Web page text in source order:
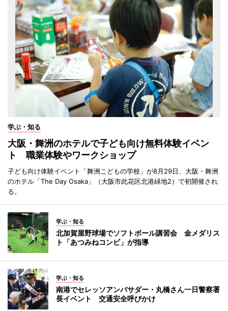
学ぶ・知る
大阪・舞洲のホテルで子ども向け無料体験イベン
ト 職業体験やワークショップ
子ども向け体験イベント「舞洲こどもの学校」が8月29日、大阪・舞洲
のホテル「The Day Osaka」（大阪市此花区北港緑地2）で初開催され
る。
学ぶ・知る
北加賀屋野球場でソフトボール講習会 金メダリス
ト「あつみねコンビ」が指導
学ぶ・知る
南港でセレッソアンバサダー・丸橋さん一日警察署
長イベント 交通安全呼びかけ